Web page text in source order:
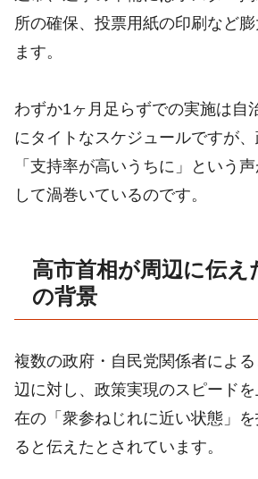
所の確保、投票用紙の印刷など
ます。
わずか1ヶ月足らずでの実施は自
にタイトなスケジュールですが
「支持率が高いうちに」という
して渦巻いているのです。
高市首相が周辺に伝え
の背景
複数の政府・自民党関係者によ
辺に対し、政策実現のスピード
在の「衆参ねじれに近い状態」
ると伝えたとされています。